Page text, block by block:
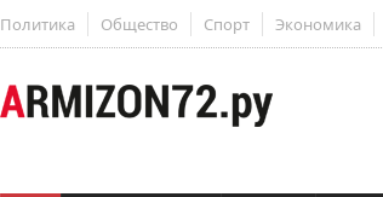
Политика Общество Спорт Экономика